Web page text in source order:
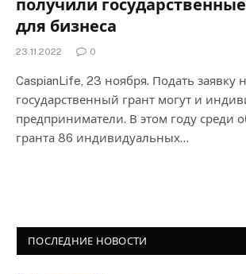
получили
для бизнеса
23.11.2022 0
CaspianLife, 23 ноября. Подать заявку
государственный грант могут и
предприниматели. В этом году среди
гранта 86 индивидуальных…
ПОСЛЕДНИЕ НОВОСТИ